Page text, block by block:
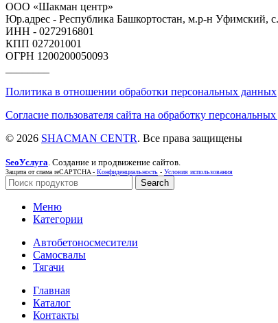
ООО «Шакман центр»
Юр.адрес - Республика Башкортостан, м.р-н Уфимский,
ИНН - 0272916801
КПП 027201001
ОГРН 1200200050093
Политика в отношении обработки персональных данных
Согласие пользователя сайта на обработку
© 2026 SHACMAN CENTR. Все права защищены
SeoУслуга. Создание и продвижение сайтов.
Защита от спама reCAPTCHA - Конфиденциальность - Условия использования
Search
Меню
Категории
Автобетоносмесители
Самосвалы
Тягачи
Главная
Каталог
Контакты